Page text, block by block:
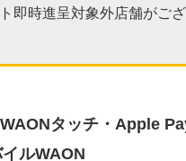
即時進呈対象外店舗がござ
タッチ・Apple
ルWAON